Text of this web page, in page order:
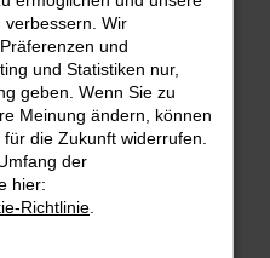
Fahrzeug-Showroom
Error
dir helfen können:
verbessern. Wir
und
und Statistiken nur,
geben. Wenn Sie zu
Meinung ändern, können
die Zukunft widerrufen.
der
hier:
Richtlinie